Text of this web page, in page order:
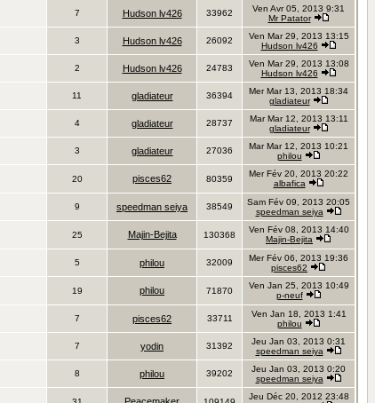
7 Hudson lv426 33962
Ven Avr 05, 2013 9:31
Mr Patator
3 Hudson lv426 26092
Ven Mar 29, 2013 13:15
Hudson lv426
2 Hudson lv426 24783
Ven Mar 29, 2013 13:08
Hudson lv426
11 gladiateur 36394
Mer Mar 13, 2013 18:34
gladiateur
4 gladiateur 28737
Mar Mar 12, 2013 13:11
gladiateur
3 gladiateur 27036
Mar Mar 12, 2013 10:21
philou
20 pisces62 80359
Mer Fév 20, 2013 20:22
albafica
9 speedman seiya 38549
Sam Fév 09, 2013 20:05
speedman seiya
25 Majin-Bejita 130368
Ven Fév 08, 2013 14:40
Majin-Bejita
5 philou 32009
Mer Fév 06, 2013 19:36
pisces62
19 philou 71870
Ven Jan 25, 2013 10:49
p-neuf
7 pisces62 33711
Ven Jan 18, 2013 1:41
philou
7 yodin 31392
Jeu Jan 03, 2013 0:31
speedman seiya
8 philou 39202
Jeu Jan 03, 2013 0:20
speedman seiya
Jeu Déc 20, 2012 23:48